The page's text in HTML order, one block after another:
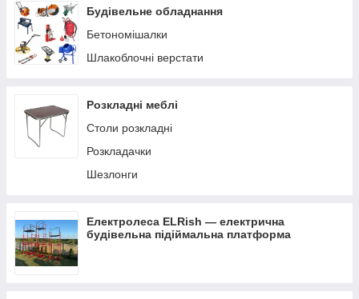
Будівельне обладнання
Бетономішалки
Шлакоблочні верстати
Розкладні меблі
Столи розкладні
Розкладачки
Шезлонги
Електролеса ELRish — електрична
будівельна підіймальна платформа